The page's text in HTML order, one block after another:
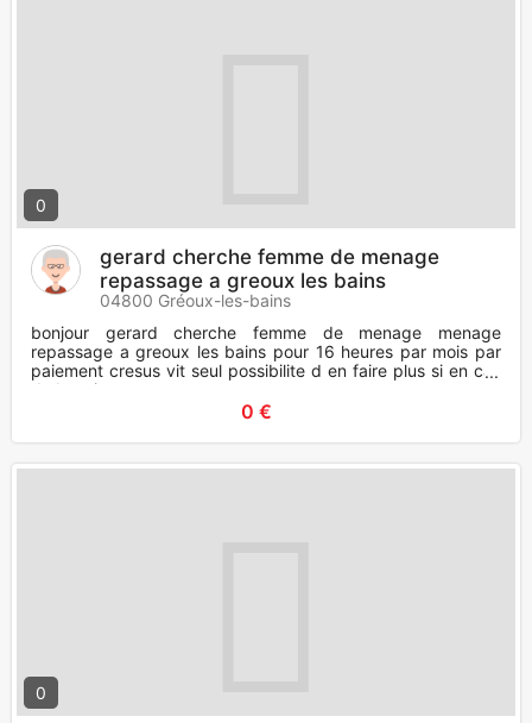
0
gerard cherche femme de menage
repassage a greoux les bains
04800 Gréoux-les-bains
bonjour gerard cherche femme de menage menage
repassage a greoux les bains pour 16 heures par mois par
paiement cresus vit seul possibilite d en faire plus si en cas
de besoin
0 €
0